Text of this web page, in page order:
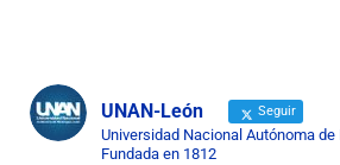
UNAN-León Seguir
Universidad Nacional Autónoma de
Fundada en 1812